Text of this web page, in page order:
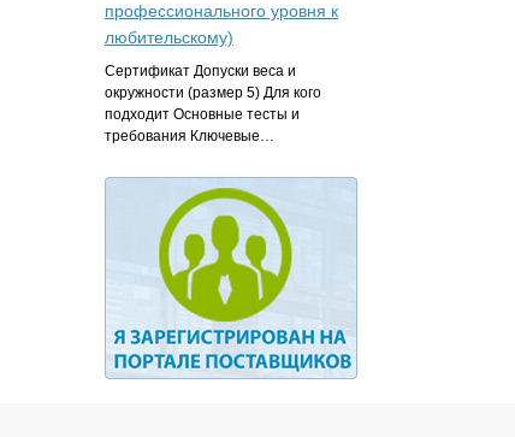
профессионального уровня к
любительскому)
Сертификат Допуски веса и
окружности (размер 5) Для кого
подходит Основные тесты и
требования Ключевые…